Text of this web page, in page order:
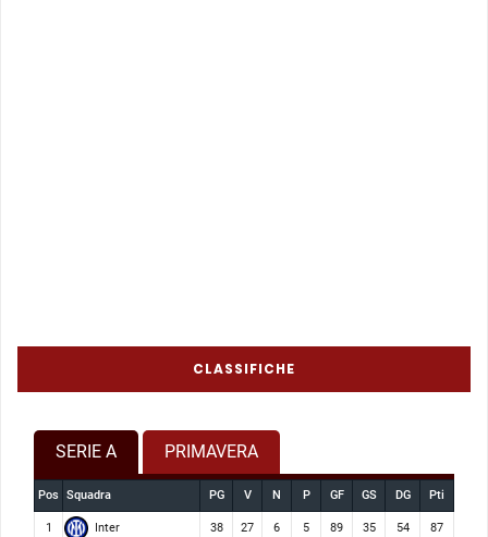
CLASSIFICHE
SERIE A PRIMAVERA
Pos Squadra PG V N P GF GS DG Pti
1 Inter 38 27 6 5 89 35 54 87